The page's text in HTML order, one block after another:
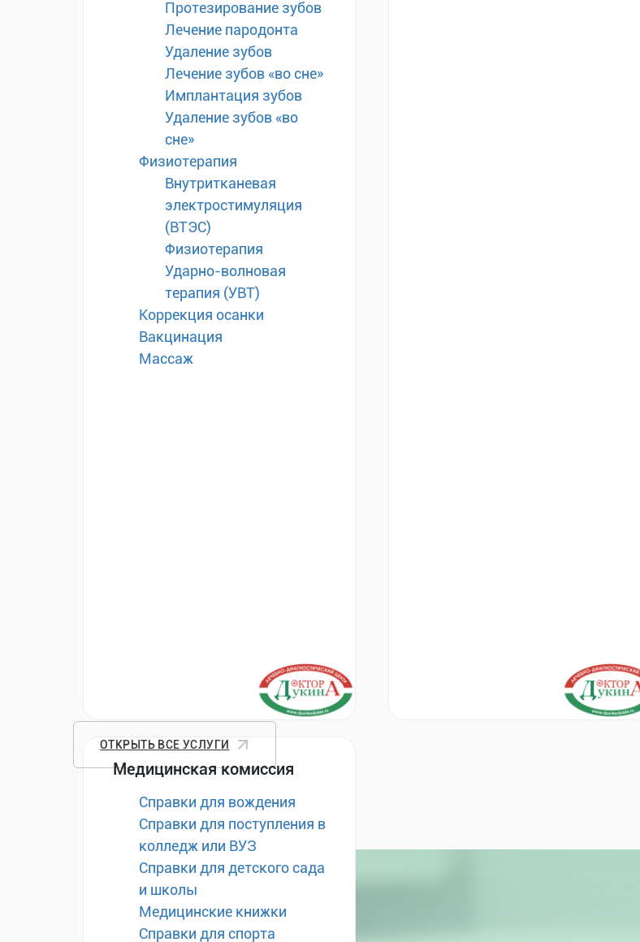
Протезирование зубов
Лечение пародонта
Удаление зубов
Лечение зубов «во сне»
Имплантация зубов
Удаление зубов «во
сне»
Физиотерапия
Внутритканевая
электростимуляция
(ВТЭС)
Физиотерапия
Ударно-волновая
терапия (УВТ)
Коррекция осанки
Вакцинация
Массаж
Медицинская комиссия
Справки для вождения
Справки для поступления в
колледж или ВУЗ
Справки для детского сада
и школы
Медицинские книжки
Справки для спорта
ОТКРЫТЬ ВСЕ УСЛУГИ